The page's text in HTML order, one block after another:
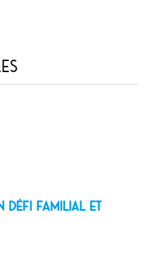
un défi familial et